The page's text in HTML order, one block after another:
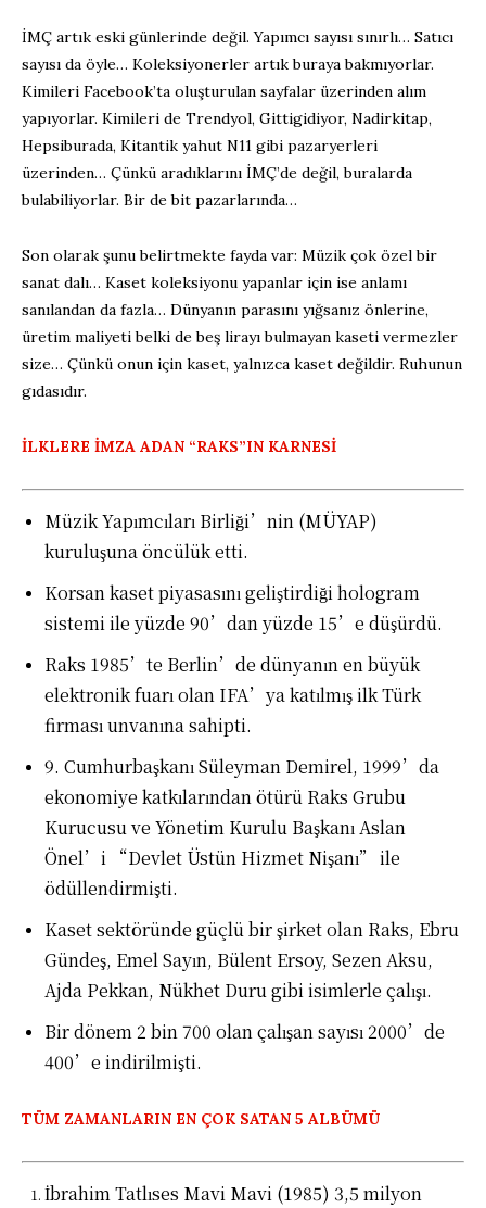
İMÇ artık eski günlerinde değil. Yapımcı sayısı sınırlı… Satıcı
sayısı da öyle… Koleksiyonerler artık buraya bakmıyorlar.
Kimileri Facebook’ta oluşturulan sayfalar üzerinden alım
yapıyorlar. Kimileri de Trendyol, Gittigidiyor, Nadirkitap,
Hepsiburada, Kitantik yahut N11 gibi pazaryerleri
üzerinden… Çünkü aradıklarını İMÇ’de değil, buralarda
bulabiliyorlar. Bir de bit pazarlarında…
Son olarak şunu belirtmekte fayda var: Müzik çok özel bir
sanat dalı… Kaset koleksiyonu yapanlar için ise anlamı
sanılandan da fazla… Dünyanın parasını yığsanız önlerine,
üretim maliyeti belki de beş lirayı bulmayan kaseti vermezler
size… Çünkü onun için kaset, yalnızca kaset değildir. Ruhunun
gıdasıdır.
İLKLERE İMZA ADAN “RAKS”IN KARNESİ
Müzik Yapımcıları Birliği’nin (MÜYAP)
kuruluşuna öncülük etti.
Korsan kaset piyasasını geliştirdiği hologram
sistemi ile yüzde 90’dan yüzde 15’e düşürdü.
Raks 1985’te Berlin’de dünyanın en büyük
elektronik fuarı olan IFA’ya katılmış ilk Türk
firması unvanına sahipti.
9. Cumhurbaşkanı Süleyman Demirel, 1999’da
ekonomiye katkılarından ötürü Raks Grubu
Kurucusu ve Yönetim Kurulu Başkanı Aslan
Önel’i “Devlet Üstün Hizmet Nişanı” ile
ödüllendirmişti.
Kaset sektöründe güçlü bir şirket olan Raks, Ebru
Gündeş, Emel Sayın, Bülent Ersoy, Sezen Aksu,
Ajda Pekkan, Nükhet Duru gibi isimlerle çalışı.
Bir dönem 2 bin 700 olan çalışan sayısı 2000’de
400’e indirilmişti.
TÜM ZAMANLARIN EN ÇOK SATAN 5 ALBÜMÜ
İbrahim Tatlıses Mavi Mavi (1985) 3,5 milyon